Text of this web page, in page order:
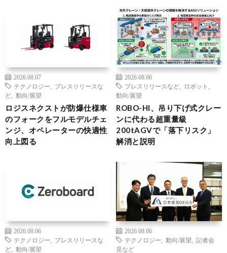
2026.08.07
テクノロジー
プレスリリースな
ど
動向/展望
ロジスネクストが防爆仕様車
のフォークをフルモデルチェ
ンジ、オペレーターの快適性
向上図る
2026.08.06
プレスリリースなど
ロボット
動向/展望
ROBO-HI、吊り下げ式クレー
ンに代わる超重量級
200tAGVで「落下リスク」
解消と説明
2026.08.06
テクノロジー
プレスリリースな
ど
動向/展望
2026.08.06
テクノロジー
動向/展望
記者会
見など